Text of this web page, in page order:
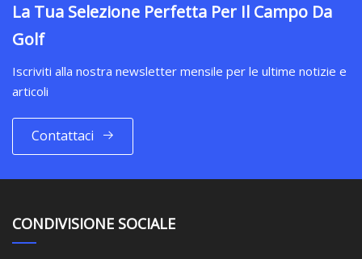
La Tua Selezione Perfetta Per Il Campo Da
Golf
Iscriviti alla nostra newsletter mensile per le ultime notizie e
articoli
Contattaci
CONDIVISIONE SOCIALE